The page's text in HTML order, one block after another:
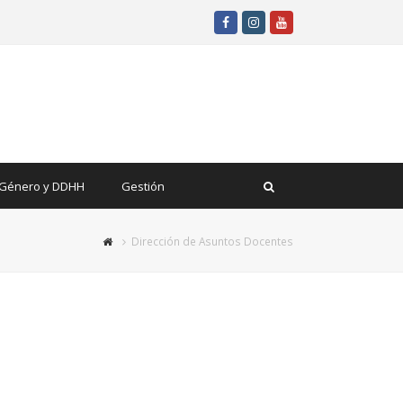
Facebook
Instagram
Youtube
y DDHH Gestión
Dirección de Asuntos Docentes